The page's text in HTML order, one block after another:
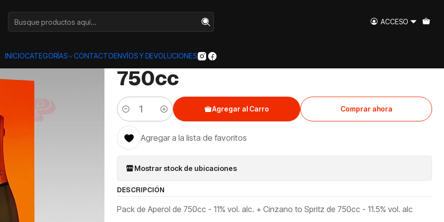
ACCESO
INICIOCATEGORÍAS CONTACTOENVÍOS Y DEVOLUCIONES
Pack Aperol + Cinzano to Spritz
750cc
Cantidad
Agregar al Carro Comprar ahora
Agregar a la lista de favoritos
Mostrar stock de ubicaciones
DESCRIPCIÓN
Pack de Aperol de 750cc - 11% vol. alc. + Cinzano to Spritz de 750cc - 11.5% vol. alc